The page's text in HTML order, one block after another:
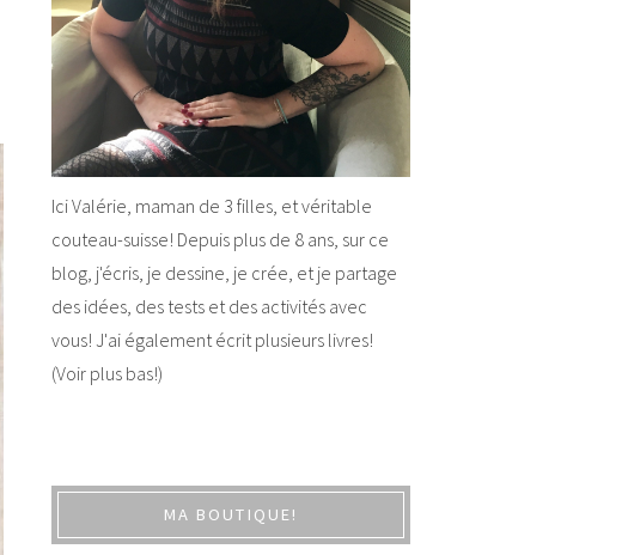
Ici Valérie, maman de 3 filles, et véritable
couteau-suisse! Depuis plus de 8 ans, sur ce
blog, j'écris, je dessine, je crée, et je partage
des idées, des tests et des activités avec
vous! J'ai également écrit plusieurs livres!
(Voir plus bas!)
MA BOUTIQUE!